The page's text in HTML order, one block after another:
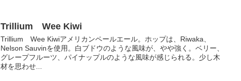
Trillium Wee Kiwi
Trillium Wee Kiwiアメリカンペールエール。ホップは、Riwaka、
Nelson Sauvinを使用。白ブドウのような風味が、やや強く。ベリー、
グレープフルーツ、パイナップルのような風味が感じられる。少し木
材を思わせ...